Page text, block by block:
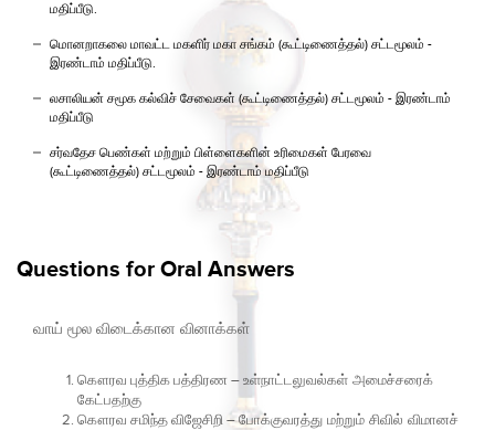
மதிப்பீடு.
மொனறாகலை மாவட்ட மகளிர் மகா சங்கம் (கூட்டிணைத்தல்) சட்டமூலம் -
இரண்டாம் மதிப்பீடு.
லசாலியன் சமூக கல்விச் சேவைகள் (கூட்டிணைத்தல்) சட்டமூலம் - இரண்டாம்
மதிப்பீடு
சர்வதேச பெண்கள் மற்றும் பிள்ளைகளின் உரிமைகள் பேரவை
(கூட்டிணைத்தல்) சட்டமூலம் - இரண்டாம் மதிப்பீடு
Questions for Oral Answers
வாய் மூல விடைக்கான வினாக்கள்
கௌரவ புத்திக பத்திரண – உள்நாட்டலுவல்கள் அமைச்சரைக்
கேட்பதற்கு
கௌரவ சமிந்த விஜேசிறி–போக்குவரத்து மற்றும் சிவில் விமானச்